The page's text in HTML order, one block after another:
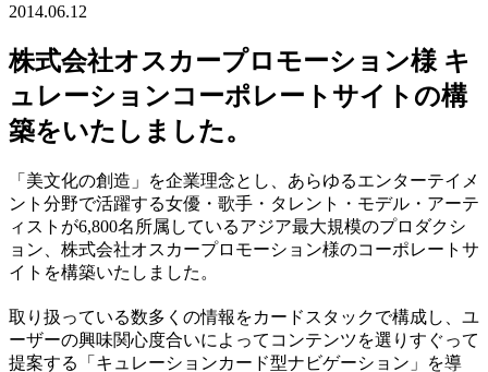
2014.06.12
株式会社オスカープロモーション様 キ
ュレーションコーポレートサイトの構
築をいたしました。
「美文化の創造」を企業理念とし、あらゆるエンターテイメ
ント分野で活躍する女優・歌手・タレント・モデル・アーテ
ィストが6,800名所属しているアジア最大規模のプロダクシ
ョン、株式会社オスカープロモーション様のコーポレートサ
イトを構築いたしました。
取り扱っている数多くの情報をカードスタックで構成し、ユ
ーザーの興味関心度合いによってコンテンツを選りすぐって
提案する「キュレーションカード型ナビゲーション」を導